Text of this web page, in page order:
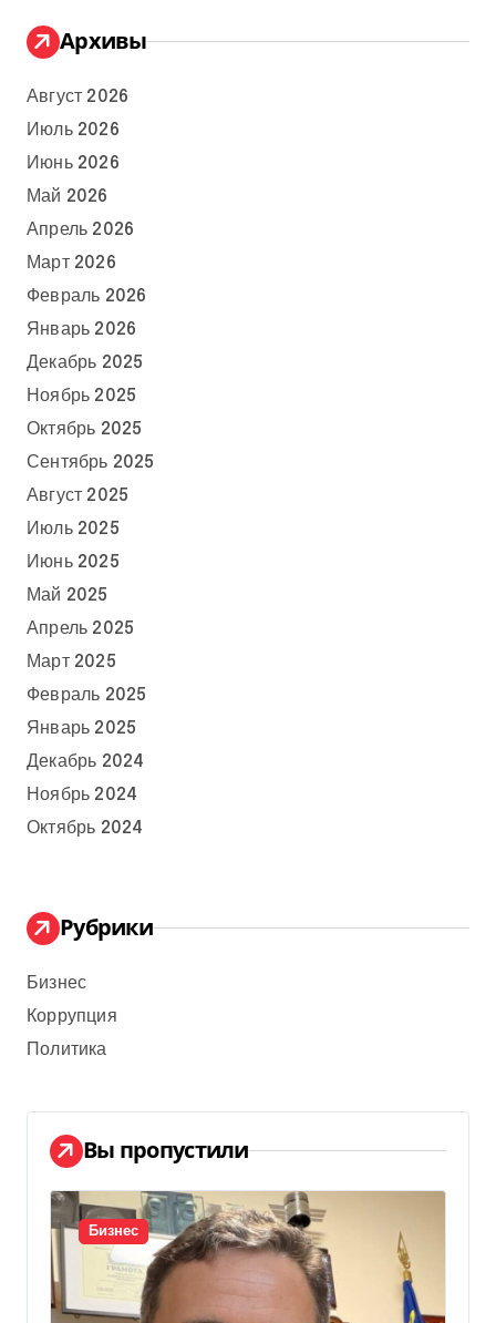
Архивы
Август 2026
Июль 2026
Июнь 2026
Май 2026
Апрель 2026
Март 2026
Февраль 2026
Январь 2026
Декабрь 2025
Ноябрь 2025
Октябрь 2025
Сентябрь 2025
Август 2025
Июль 2025
Июнь 2025
Май 2025
Апрель 2025
Март 2025
Февраль 2025
Январь 2025
Декабрь 2024
Ноябрь 2024
Октябрь 2024
Рубрики
Бизнес
Коррупция
Политика
Вы пропустили
Бизнес